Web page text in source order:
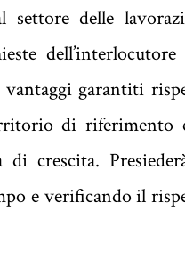
settore delle
dell’interlocutore
garantiti
di riferimento
crescita.
e verificando il